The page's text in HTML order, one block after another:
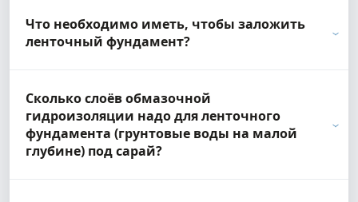
Что необходимо иметь, чтобы заложить
ленточный фундамент?
Сколько слоёв обмазочной
гидроизоляции надо для ленточного
фундамента (грунтовые воды на малой
глубине) под сарай?